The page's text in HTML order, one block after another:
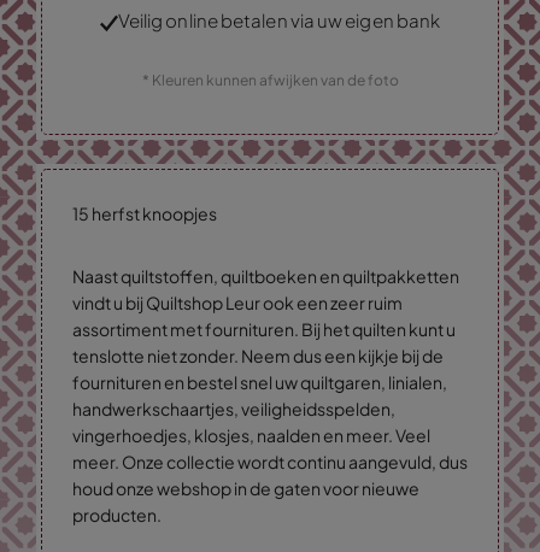
Veilig online betalen via uw eigen bank
* Kleuren kunnen afwijken van de foto
15 herfst knoopjes
Naast quiltstoffen, quiltboeken en quiltpakketten
vindt u bij Quiltshop Leur ook een zeer ruim
assortiment met fournituren. Bij het quilten kunt u
tenslotte niet zonder. Neem dus een kijkje bij de
fournituren en bestel snel uw quiltgaren, linialen,
handwerkschaartjes, veiligheidsspelden,
vingerhoedjes, klosjes, naalden en meer. Veel
meer. Onze collectie wordt continu aangevuld, dus
houd onze webshop in de gaten voor nieuwe
producten.